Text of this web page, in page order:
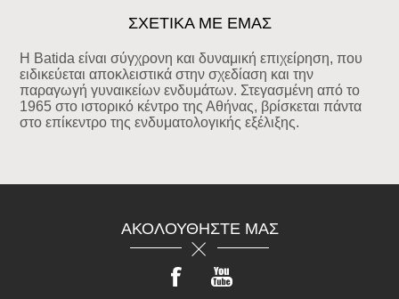
ΣΧΕΤΙΚΑ ΜΕ ΕΜΑΣ
Η Batida είναι σύγχρονη και δυναμική επιχείρηση, που
ειδικεύεται αποκλειστικά στην σχεδίαση και την
παραγωγή γυναικείων ενδυμάτων. Στεγασμένη από το
1965 στο ιστορικό κέντρο της Αθήνας, βρίσκεται πάντα
στο επίκεντρο της ενδυματολογικής εξέλιξης.
ΑΚΟΛΟΥΘΉΣΤΕ ΜΑΣ